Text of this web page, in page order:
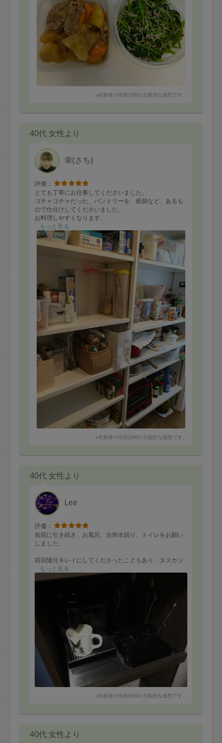
※依頼者の依頼当時の主観的な感想です。
40代 女性より
幸(さち)
評価：
とても丁寧にお仕事してくださいました。
ゴチャゴチャだった、パントリーを、紙袋など、あるも
ので仕分けしてくださいました。
お料理しやすくなります。
ありがとうございました。
もっと見る
※依頼者の依頼当時の主観的な感想です。
40代 女性より
Lee
評価：
前回に引き続き、お風呂、台所水回り、トイレをお願い
しました。
前回随分キレイにしてくださったこともあり、タスカジ
さんの方から、網戸と窓ガラスの掃除をご提案いただき
そちらもお願いしました。
い子どももいるため、日時全く開けず締め切って5年は下
らない状況で砂埃ぎっしりでしたが、網戸窓ガラスとも
更に日常で手が回せていないホームベーカリーやコーヒ
ーメーカーの棚も拭きあげてくださいました。
ありがとうございます。
もっと見る
※依頼者の依頼当時の主観的な感想です。
40代 女性より